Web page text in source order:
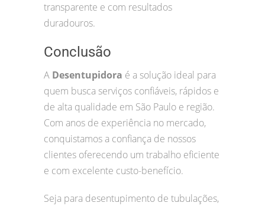
transparente e com resultados
duradouros.
Conclusão
A Desentupidora é a solução ideal para
quem busca serviços confiáveis, rápidos e
de alta qualidade em São Paulo e região.
Com anos de experiência no mercado,
conquistamos a confiança de nossos
clientes oferecendo um trabalho eficiente
e com excelente custo-benefício.
Seja para desentupimento de tubulações,